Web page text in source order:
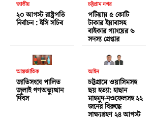
জাতীয়
২০ আগস্ট রাষ্ট্রপতি
নির্বাচন : ইসি সচিব
চট্টগ্রাম নগর
পটিয়ায় ৫ কোটি
টাকার ইয়াবাসহ
বাইকার গ্যাংয়ের ৬
সদস্য গ্রেপ্তার
আন্তর্জাতিক
জাতিসংঘে পালিত
জুলাই গণঅভ্যুত্থান
দিবস
আইন
চট্টগ্রামে ওয়াসিমসহ
ছয় হত্যা: হাছান
মাহমুদ-নওফেলসহ ২২
জনের বিরুদ্ধে
সাক্ষ্যগ্রহণ ২৪ আগস্ট